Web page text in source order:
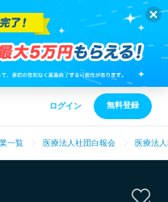
ログイン 無料登録
一覧 医療法人社団白報会 医療法